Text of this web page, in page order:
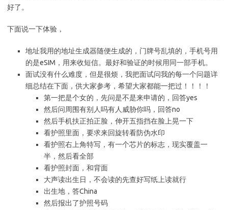
好了。
下面说一下体验，
地址我用的地址生成器随便生成的，门牌号乱填的，手机号用
的是eSIM，用来收短信。最好和验证的时候用同一部手机。
面试没有什么难度，但是很烦，我把面试问我的每一个问题详
细总结在下面，供大家参考，希望大家都能一把过！！！！
第一把是个女的，先问是不是来申请的，回答yes
然后问周围有别人吗有人威胁你吗，回答no
然后手机扶正拍正脸，伸开五指挡在脸上晃一下
看护照里面，要求来回旋转看防伪水印
看护照右上角特写，有一个芯片的标志，现实覆盖一
半，然后看全部
看护照封面，和背面
大声读出生日，不会读的先查好写纸上读就行
出生地，答China
然后报出了护照号码